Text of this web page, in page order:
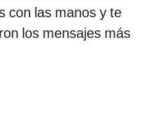
con las manos y te
los mensajes más